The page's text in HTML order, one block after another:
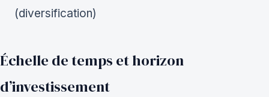
(diversification)
Échelle de temps et horizon
d’investissement